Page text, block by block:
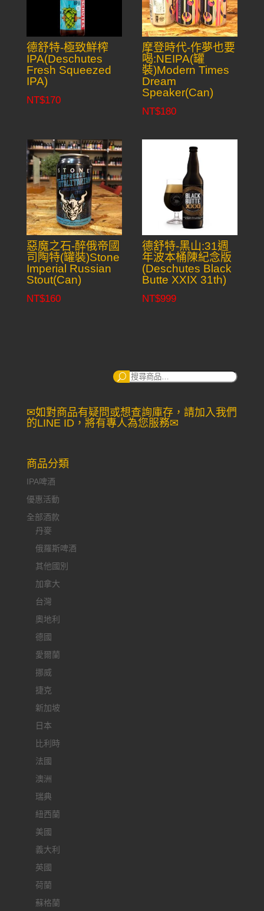
德舒特-極致鮮榨
IPA(Deschutes
Fresh Squeezed
IPA)
NT$170
摩登時代-作夢也要
喝:NEIPA(罐
裝)Modern Times
Dream
Speaker(Can)
NT$180
惡魔之石-醉俄帝國
司陶特(罐裝)Stone
Imperial Russian
Stout(Can)
NT$160
德舒特-黑山:31週
年波本桶陳紀念版
(Deschutes Black
Butte XXIX 31th)
NT$999
搜
✉如對商品有疑問或想查詢庫存，請加入我們
的LINE ID，將有專人為您服務✉
商品分類
IPA啤酒
優惠活動
全部酒款
丹麥
俄羅斯啤酒
其他國別
加拿大
台灣
奧地利
德國
愛爾蘭
挪威
捷克
新加坡
日本
比利時
法國
澳洲
瑞典
紐西蘭
美國
義大利
英國
荷蘭
蘇格蘭